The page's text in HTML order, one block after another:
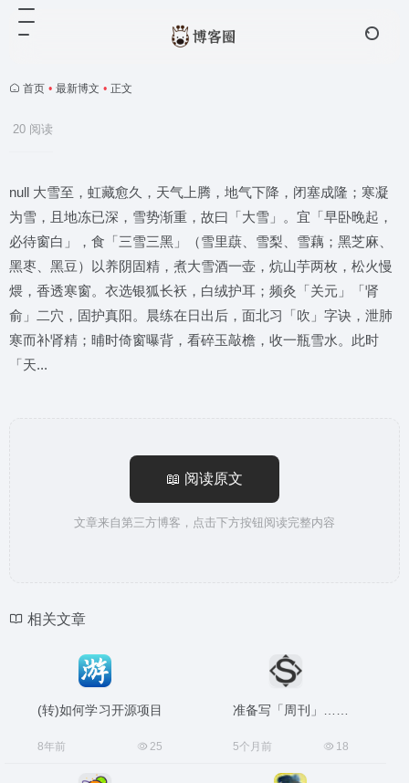
首页 • 最新博文 • 正文
20 阅读
null 大雪至，虹藏愈久，天气上腾，地气下降，闭塞成隆；寒凝
为雪，且地冻已深，雪势渐重，故曰「大雪」。宜「早卧晚起，
必待窗白」，食「三雪三黑」（雪里蕻、雪梨、雪藕；黑芝麻、
黑枣、黑豆）以养阴固精，煮大雪酒一壶，炕山芋两枚，松火慢
煨，香透寒窗。衣选银狐长袄，白绒护耳；频灸「关元」「肾
俞」二穴，固护真阳。晨练在日出后，面北习「吹」字诀，泄肺
寒而补肾精；晡时倚窗曝背，看碎玉敲檐，收一瓶雪水。此时
「天...
📖 阅读原文
文章来自第三方博客，点击下方按钮阅读完整内容
相关文章
(转)如何学习开源项目
8年前 25
准备写「周刊」……
5个月前 18